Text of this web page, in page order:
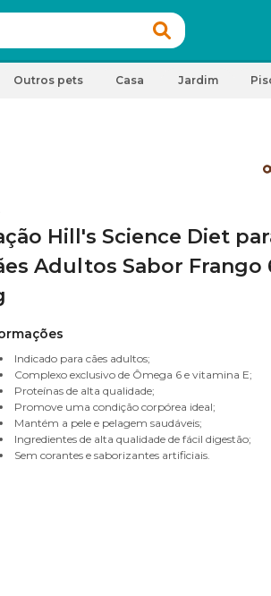
Outros pets Casa Jardim
Hill's Science Diet
Adultos Sabor Frango
Indicado para cães adultos;
Complexo exclusivo de Ômega 6 e vitamina E;
Proteínas de alta qualidade;
Promove uma condição corpórea ideal;
Mantém a pele e pelagem saudáveis;
Ingredientes de alta qualidade de fácil digestão;
Sem corantes e saborizantes artificiais.